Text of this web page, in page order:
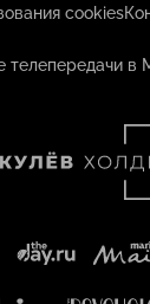
cookies
телепередачи в